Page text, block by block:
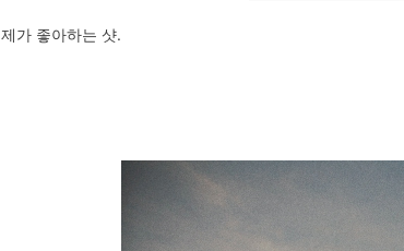
제가 좋아하는 샷.